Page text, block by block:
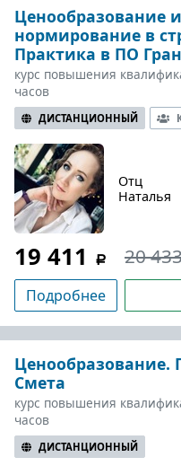
Ценообразование
нормирование в
Практика в ПО
курс повышения
часов
ДИСТАНЦИОННЫЙ
Отц
Наталья
19 411 20
Подробнее
Ценообразование.
Смета
курс повышения
часов
ДИСТАНЦИОННЫЙ